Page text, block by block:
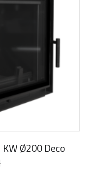
Ø200 Deco